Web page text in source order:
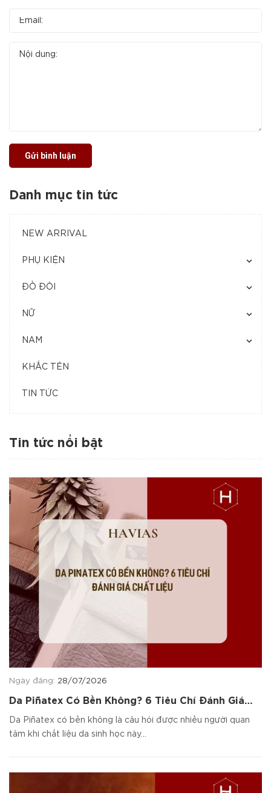
Gửi bình luận
Danh mục tin tức
NEW ARRIVAL
PHỤ KIỆN
ĐỒ ĐÔI
NỮ
NAM
KHẮC TÊN
TIN TỨC
Tin tức nổi bật
Ngày đăng: 28/07/2026
Da Piñatex Có Bền Không? 6 Tiêu Chí Đánh Giá
Da Piñatex có bền không là câu hỏi được nhiều người quan
tâm khi chất liệu da sinh học này...